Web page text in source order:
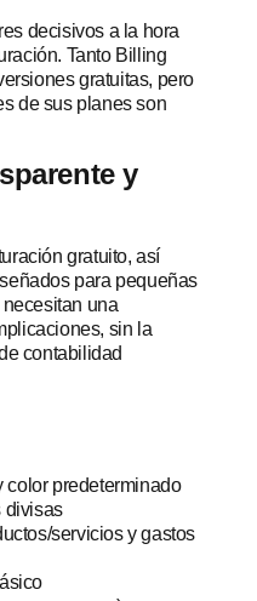
decisivos a la hora
Tanto Billing
gratuitas, pero
de sus planes son
y
gratuito, así
para pequeñas
una
sin la
contabilidad
color predeterminado
divisas
servicios y gastos